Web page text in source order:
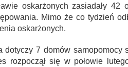
oskarżonych zasiadały
Mimo że co tydzień
oskarżonych.
dotyczy 7 domów samopomocy
rozpoczął się w połowie